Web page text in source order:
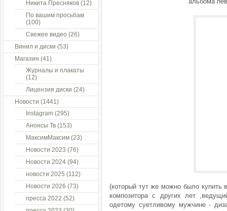
(который тут же можно было купить
композитора с других лет
одетому суетливому мужчине -
Никита Пресняков (12)
По вашим просьбам
(100)
Свежее видео (26)
Винил и диски (53)
Магазин (41)
Журналы и плакаты
(12)
Лицензия диски (24)
Новости (1441)
Instagram (295)
Анонсы Тв (153)
МаксимМаксим (23)
Новости 2023 (76)
Новости 2024 (94)
новости 2025 (112)
Новости 2026 (73)
пресса 2022 (52)